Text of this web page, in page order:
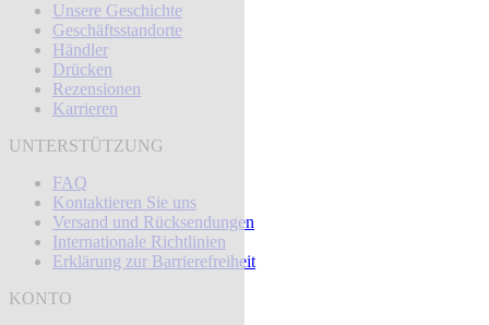
Unsere Geschichte
Geschäftsstandorte
Händler
Drücken
Rezensionen
Karrieren
UNTERSTÜTZUNG
FAQ
Kontaktieren Sie uns
Versand und Rücksendungen
Internationale Richtlinien
Erklärung zur Barrierefreiheit
KONTO